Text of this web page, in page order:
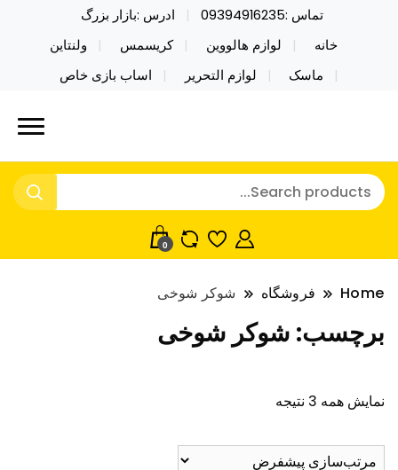
تماس :09394916235
ادرس :بازار بزرگ
خانه
لوازم هالووین کریسمس
ولنتاین
ماسک
لوازم التحریر اساب بازی خاص
نایکر توی فروش عمده لوازم هالووین
ولن تاین کادویی کریسمس اکسسوری
خرید محصولات خاص فیجت اسباب بازی تراول ماگ نایکر
توی فروش عمده لوازم هالووین ولن تاین کادویی
کریسمس اکسسوری ماسک در واردات مستقیم
0
Home فروشگاه شوکر شوخی
برچسب: شوکر شوخی
نمایش همه 3 نتیجه